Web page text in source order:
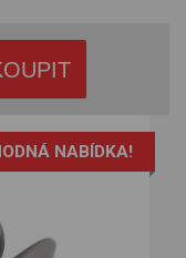
NABÍDKA!